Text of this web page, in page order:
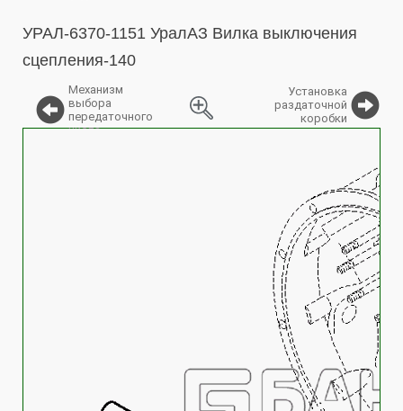
УРАЛ-6370-1151 УралАЗ Вилка выключения
сцепления-140
Механизм
выбора
передаточного
числа
Установка
раздаточной
коробки